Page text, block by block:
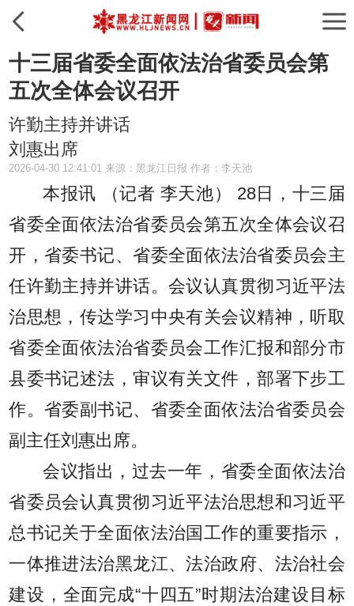
十三届省委全面依法治省委员会第
五次全体会议召开
许勤主持并讲话
刘惠出席
2026-04-30 12:41:01 来源：黑龙江日报 作者：李天池
本报讯 （记者 李天池）
28日，十三届
省委全面依法治省委员会第五次全体会议召
开，省委书记、省委全面依法治省委员会主
任许勤主持并讲话。会议认真贯彻习近平法
治思想，传达学习中央有关会议精神，听取
省委全面依法治省委员会工作汇报和部分市
县委书记述法，审议有关文件，部署下步工
作。省委副书记、省委全面依法治省委员会
副主任刘惠出席。
会议指出，过去一年，省委全面依法治
省委员会认真贯彻习近平法治思想和习近平
总书记关于全面依法治国工作的重要指示，
一体推进法治黑龙江、法治政府、法治社会
建设，全面完成“十四五”时期法治建设目标